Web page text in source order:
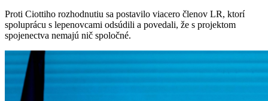
Proti Ciottiho rozhodnutiu sa postavilo viacero členov LR, ktorí
spoluprácu s lepenovcami odsúdili a povedali, že s projektom
spojenectva nemajú nič spoločné.